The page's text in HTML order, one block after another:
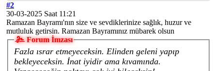
#2
30-03-2025 Saat 11:21
Ramazan Bayramı'nın size ve sevdiklerinize sağlık, huzur ve
mutluluk getirsin. Ramazan Bayramınız mübarek olsun
Forum İmzası
Fazla ısrar etmeyeceksin. Elinden geleni yapıp
bekleyeceksin. İnat iyidir ama kıvamında.